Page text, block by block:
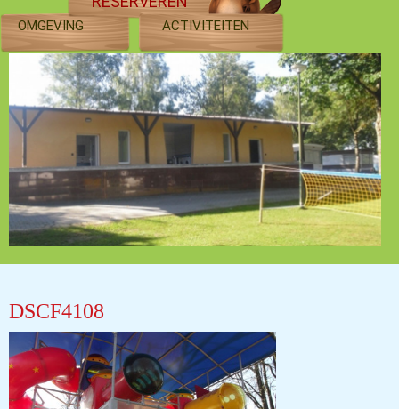
OMGEVING ACTIVITEITEN
DSCF4108